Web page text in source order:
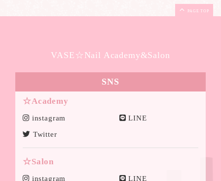
PAGE TOP
VASE☆Nail Academy&Salon
SNS
☆Academy
instagram LINE
Twitter
☆Salon
instagram LINE